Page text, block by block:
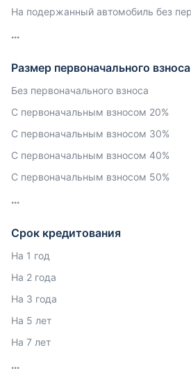
На подержанный автомобиль без
Размер первоначального взноса
Без первоначального взноса
С первоначальным взносом 20%
С первоначальным взносом 30%
С первоначальным взносом 40%
С первоначальным взносом 50%
Срок кредитования
На 1 год
На 2 года
На 3 года
На 5 лет
На 7 лет